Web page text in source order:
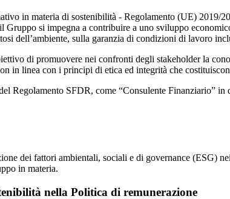
in materia di sostenibilità - Regolamento (UE)
si impegna a contribuire a uno sviluppo
dell’ambiente, sulla garanzia di condizioni di lavoro
di promuovere nei confronti degli stakeholder la
in linea con i principi di etica ed integrità che
Regolamento SFDR, come “Consulente Finanziario”
dei fattori ambientali, sociali e di governance (ESG)
in materia.
nella Politica di remunerazione